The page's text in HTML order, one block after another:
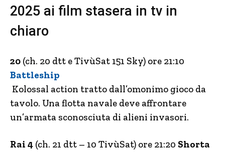
2025 ai film stasera in tv in
chiaro
20 (ch. 20 dtt e TivùSat 151 Sky) ore 21:10
Battleship
Kolossal action tratto dall’omonimo gioco da
tavolo. Una flotta navale deve affrontare
un’armata sconosciuta di alieni invasori.
Rai 4 (ch. 21 dtt – 10 TivùSat) ore 21:20 Shorta